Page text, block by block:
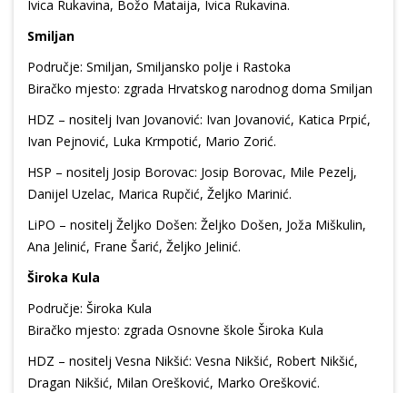
Ivica Rukavina, Božo Mataija, Ivica Rukavina.
Smiljan
Područje: Smiljan, Smiljansko polje i Rastoka
Biračko mjesto: zgrada Hrvatskog narodnog doma Smiljan
HDZ – nositelj Ivan Jovanović: Ivan Jovanović, Katica Prpić,
Ivan Pejnović, Luka Krmpotić, Mario Zorić.
HSP – nositelj Josip Borovac: Josip Borovac, Mile Pezelj,
Danijel Uzelac, Marica Rupčić, Željko Marinić.
LiPO – nositelj Željko Došen: Željko Došen, Joža Miškulin,
Ana Jelinić, Frane Šarić, Željko Jelinić.
Široka Kula
Područje: Široka Kula
Biračko mjesto: zgrada Osnovne škole Široka Kula
HDZ – nositelj Vesna Nikšić: Vesna Nikšić, Robert Nikšić,
Dragan Nikšić, Milan Orešković, Marko Orešković.